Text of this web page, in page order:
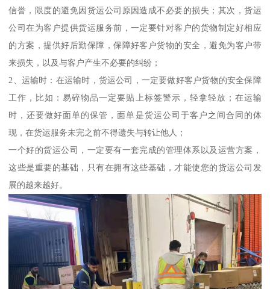
信誉，限度的避免因货运公司原因造成不必要的损失；其次，货运
公司在为客户提供货运服务前，一定要针对客户的货物制定好相应
的方案，提供好后勤保障，保障好客户货物的安全，避免为客户带
来损失，以及与客户产生不必要的纠纷；
2、运输时：在运输时，货运公司，一定要做好客户货物的安全保障
工作，比如：易碎物品一定要贴上标签警示，轻拿轻放；在运输
时，还要做好面单的保管，面单是货运公司于客户之间合同的体
现，在货运服务未完之前不得遗失与转让他人；
一个好的货运公司，一定要有一套完成的管理体系以及运营方案，
这些是重要的基础，只有在拥有这些基础，才能使您的货运公司发
展的越来越好。